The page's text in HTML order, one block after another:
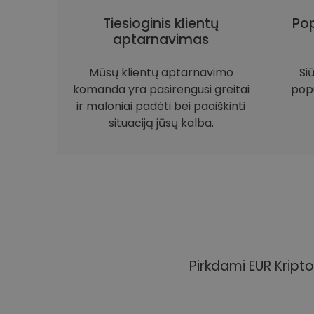
Tiesioginis klientų
aptarnavimas
Mūsų klientų aptarnavimo
komanda yra pasirengusi greitai
ir maloniai padėti bei paaiškinti
situaciją jūsų kalba.
Pirkdami EUR